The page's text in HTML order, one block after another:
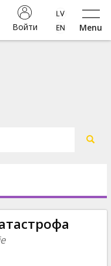
Menu
Войти